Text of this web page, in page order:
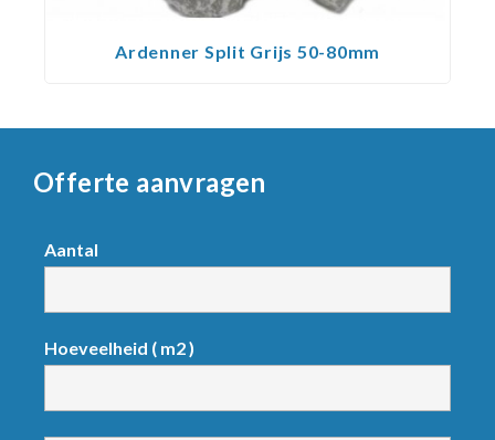
Ardenner Split Grijs 50-80mm
Offerte aanvragen
Request
Aantal
Hoeveelheid ( m2 )